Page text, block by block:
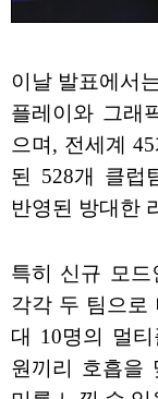
이날 발표에서
플레이와 그래
으며, 전세계
된 528개 클럽
반영된 방대한
특히 신규 모드
각각 두 팀으로
대 10명의 멀
원끼리 호흡을